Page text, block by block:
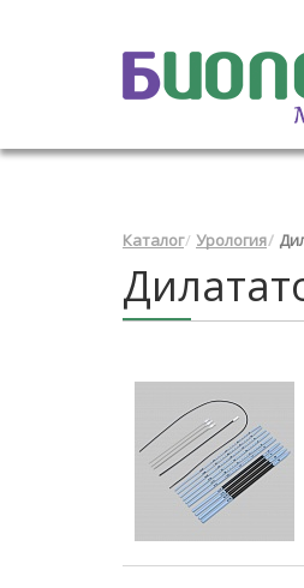
Каталог Урология